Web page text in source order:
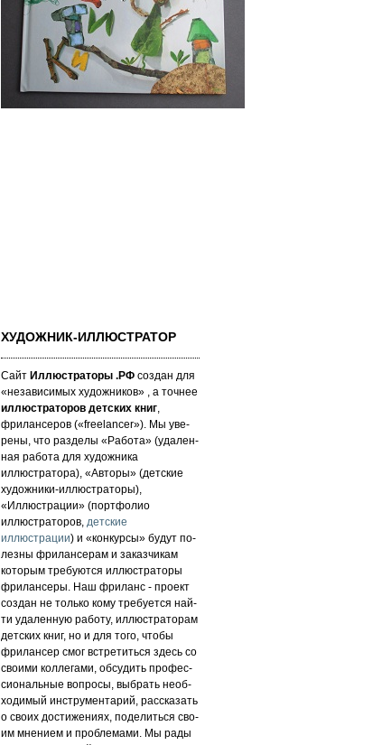
ХУДОЖНИК-ИЛЛЮСТРАТОР
Сайт Иллюстраторы .РФ создан для
«не­за­ви­си­мых ху­дож­ни­ков» , а точнее
иллюстраторов детских книг,
фрилансеров («fre­elan­cer»). Мы уве­
ре­ны, что раз­де­лы «Работа» (уда­лен­
ная работа для художника
иллюстратора), «Авторы» (детские
художники-иллюстраторы),
«Иллюстрации» (портфолио
иллюстраторов, детские
иллюстрации) и «кон­кур­сы» бу­дут по­
лез­ны фри­лан­се­рам и за­каз­чи­кам
которым требуются иллюстраторы
фрилансеры. Наш фри­ланс - про­ект
соз­дан не толь­ко кому требуется най­
ти уда­лен­ную ра­бо­ту, иллюстраторам
детских книг, но и для то­го, что­бы
фри­лан­сер смог встре­тить­ся здесь со
сво­ими кол­ле­га­ми, об­су­дить про­фес­
си­ональ­ные воп­ро­сы, выб­рать не­об­
хо­ди­мый инс­тру­мен­та­рий, расс­ка­зать
о сво­их дос­ти­же­ни­ях, по­де­лить­ся сво­
им мнением и проб­ле­ма­ми. Мы рады